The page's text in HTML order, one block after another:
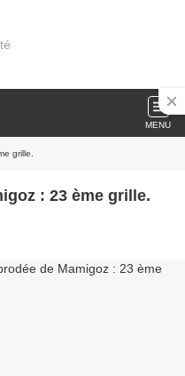
MENU
grille.
: 23 ème grille.